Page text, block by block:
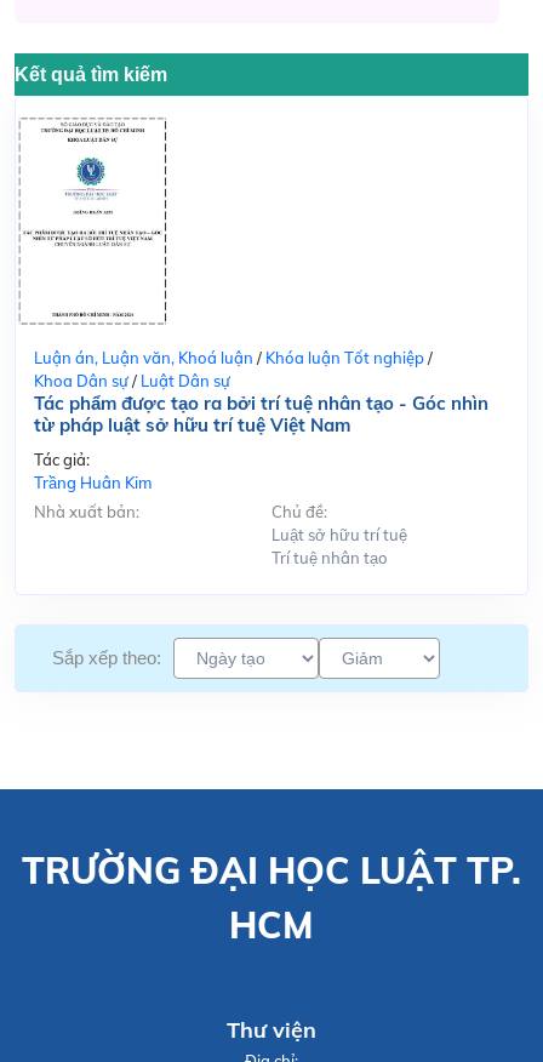
Kết quả tìm kiếm
Luận án, Luận văn, Khoá luận / Khóa luận Tốt nghiệp/
Khoa Dân sự/ Luật Dân sự
Tác phẩm được tạo ra bởi trí tuệ nhân tạo - Góc nhìn
từ pháp luật sở hữu trí tuệ Việt Nam
Tác giả:
Trầng Huân Kim
Nhà xuất bản:
Chủ đề:
Luật sở hữu trí tuệ
Trí tuệ nhân tạo
Sắp xếp theo:
TRƯỜNG ĐẠI HỌC LUẬT TP.
HCM
Thư viện